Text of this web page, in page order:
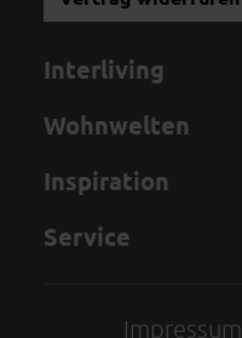
Interliving
Wohnwelten
Inspiration
Service
Impressum